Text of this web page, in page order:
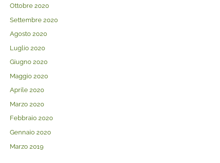
Ottobre 2020
Settembre 2020
Agosto 2020
Luglio 2020
Giugno 2020
Maggio 2020
Aprile 2020
Marzo 2020
Febbraio 2020
Gennaio 2020
Marzo 2019